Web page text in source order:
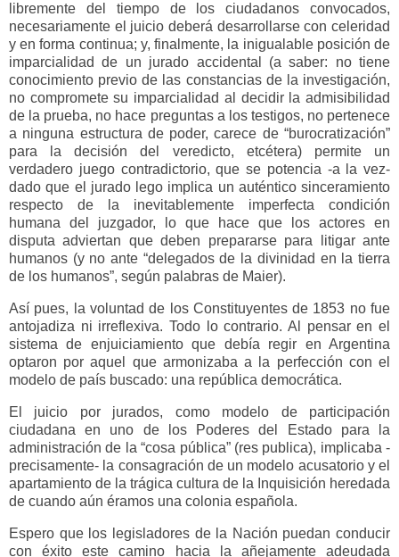
libremente del tiempo de los ciudadanos convocados,
necesariamente el juicio deberá desarrollarse con celeridad
y en forma continua; y, finalmente, la inigualable posición de
imparcialidad de un jurado accidental (a saber: no tiene
conocimiento previo de las constancias de la investigación,
no compromete su imparcialidad al decidir la admisibilidad
de la prueba, no hace preguntas a los testigos, no pertenece
a ninguna estructura de poder, carece de “burocratización”
para la decisión del veredicto, etcétera) permite un
verdadero juego contradictorio, que se potencia -a la vez-
dado que el jurado lego implica un auténtico sinceramiento
respecto de la inevitablemente imperfecta condición
humana del juzgador, lo que hace que los actores en
disputa adviertan que deben prepararse para litigar ante
humanos (y no ante “delegados de la divinidad en la tierra
de los humanos”, según palabras de Maier).
Así pues, la voluntad de los Constituyentes de 1853 no fue
antojadiza ni irreflexiva. Todo lo contrario. Al pensar en el
sistema de enjuiciamiento que debía regir en Argentina
optaron por aquel que armonizaba a la perfección con el
modelo de país buscado: una república democrática.
El juicio por jurados, como modelo de participación
ciudadana en uno de los Poderes del Estado para la
administración de la “cosa pública” (res publica), implicaba -
precisamente- la consagración de un modelo acusatorio y el
apartamiento de la trágica cultura de la Inquisición heredada
de cuando aún éramos una colonia española.
Espero que los legisladores de la Nación puedan conducir
con éxito este camino hacia la añejamente adeudada